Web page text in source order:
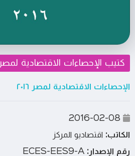
كتيب الإحصاءات الاقتصادية لمصر
الإحصاءات الاقتصادية لمصر ٢٠١٦
الكاتب: اقتصاديو المركز
رقم الإصدار: